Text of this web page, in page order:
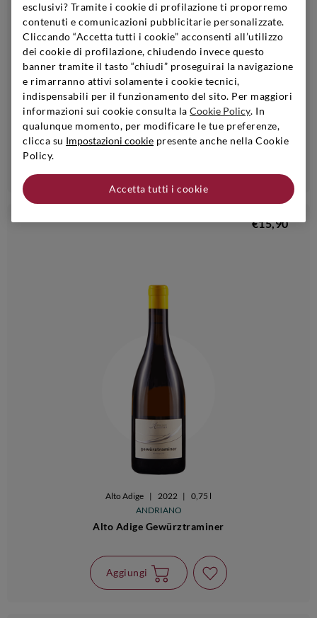
Alto Adige | 2023 | 0,75 l
ALOIS LAGEDER
Alto Adige Gewürztraminer Am Sand Bio
€15,90
Alto Adige | 2022 | 0,75 l
ANDRIANO
Alto Adige Gewürztraminer
Aggiungi
esclusivi? Tramite i cookie di profilazione ti proporremo
contenuti e comunicazioni pubblicitarie personalizzate.
Cliccando “Accetta tutti i cookie” acconsenti all’utilizzo
dei cookie di profilazione, chiudendo invece questo
banner tramite il tasto “chiudi” proseguirai la navigazione
e rimarranno attivi solamente i cookie tecnici,
indispensabili per il funzionamento del sito. Per maggiori
informazioni sui cookie consulta la Cookie Policy. In
qualunque momento, per modificare le tue preferenze,
clicca su Impostazioni cookie presente anche nella Cookie
Policy.
Accetta tutti i cookie